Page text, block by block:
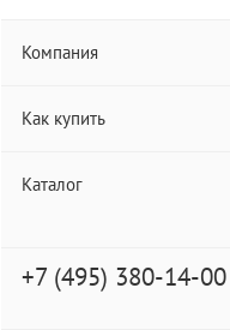
Компания
Как купить
Каталог
+7 (495) 380-14-00